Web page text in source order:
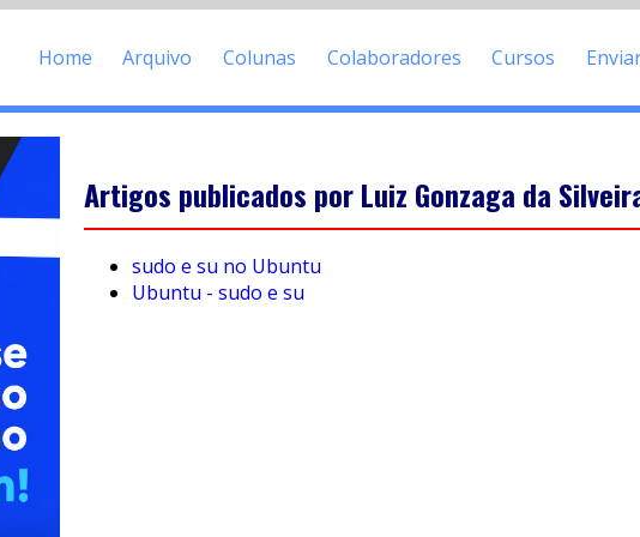
Home Arquivo Colunas Colaboradores Cursos
Artigos publicados por Luiz Gonzaga da
sudo e su no Ubuntu
Ubuntu - sudo e su